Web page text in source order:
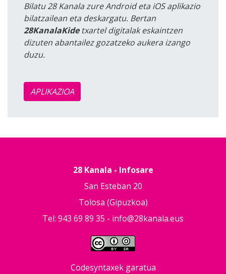
Bilatu 28 Kanala zure Android eta iOS aplikazio
bilatzailean eta deskargatu. Bertan
28KanalaKidetxartel digitalak eskaintzen
dizuten abantailez gozatzeko aukera izango
duzu.
APLIKAZIOA
28 Kanala - Infosare
San Esteban 20
Tolosa (Gipuzkoa)
Tel: 943 69 89 35 - info@28kanala.eus
Codesyntaxek garatua